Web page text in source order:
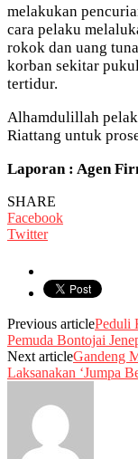
melakukan
cara pelaku
rokok dan uang
korban sekitar
tertidur.
Alhamdulillah
Riattang untuk
Laporan : Agen
SHARE
Facebook
Twitter
Previous articlePeduli
Pemuda Bontojai
Next articleGandeng
Laksanakan ‘Jumpa